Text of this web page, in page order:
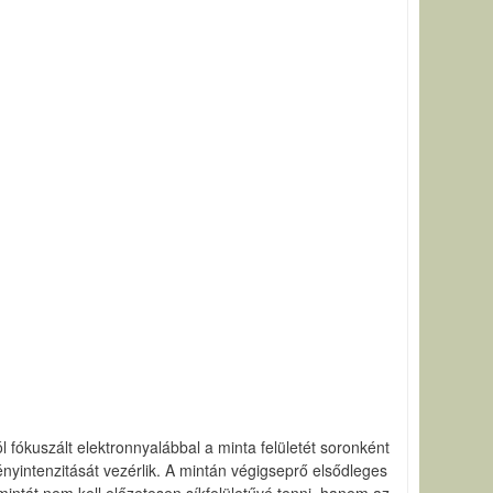
elektronnyalábbal a minta felületét soronként
vezérlik. A mintán végigseprő elsődleges